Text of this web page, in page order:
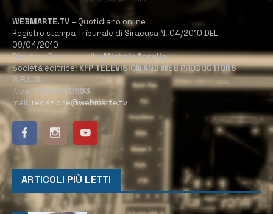
WEBMARTE.TV – Quotidiano online
Registro stampa Tribunale di Siracusa N. 04/2010 DEL
09/04/2010
Direttore Responsabile:Michele Accolla
Società editrice:KFP TELEVISION AND WEB PRODUCTIONS
S.R.L.S.
P.Iva: 02184950893
mail: redazione@webmarte.tv
ARTICOLI PIÙ LETTI